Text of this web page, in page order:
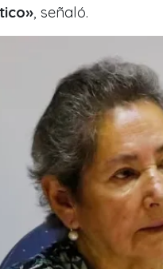
, señaló.